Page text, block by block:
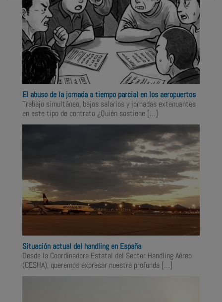
El abuso de la jornada a tiempo parcial en los aeropuertos
Trabajo simultáneo, bajos salarios y jornadas extenuantes
en este tipo de contrato ¿Quién sostiene […]
Situación actual del handling en España
Desde la Coordinadora Estatal del Sector Handling Aéreo
(CESHA), queremos expresar nuestra profunda […]